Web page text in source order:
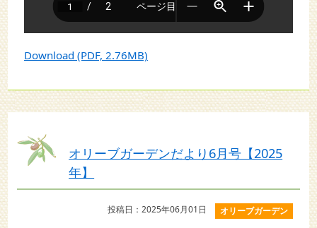
Download (PDF, 2.76MB)
オリーブガーデンだより6月号【2025
年】
オリーブガーデン
投稿日：2025年06月01日